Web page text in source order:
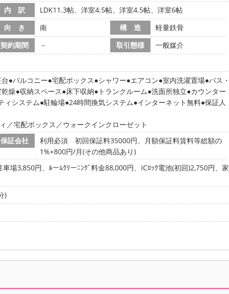
内 訳
LDK11.3帖、洋室4.5帖、洋室4.5帖、洋室6帖
向 き 南 構 造
軽量鉄骨
契約期間 － 取引態様
一般媒介
バルコニー 宅配ボックス シャワー エアコン 室内洗濯置場 バス・
燥 収納スペース 床下収納 トランクルーム 洗面所独立 カウンター
ィシステム 駐輪場 24時間換気システム インターネット無料 保証人
／宅配ボックス／ウォークインクローゼット
保証会社
利用必須 初回保証料35000円、月額保証料賃料等総額の
1%+800円/月(その他商品あり)
車場3,850円、ﾙーﾑｸﾘーﾆﾝｸﾞ料金88,000円、ICﾛｯｸ電池(初回)2,750円、家
)